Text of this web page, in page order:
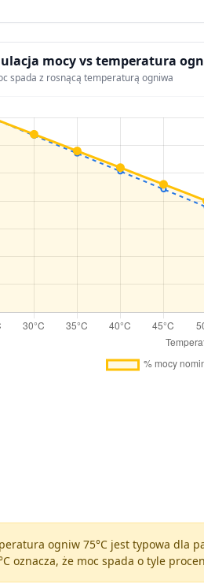
mocy vs temperatura
spada z rosnącą temperaturą ogniwa
ogniw 75°C jest typowa dla
oznacza, że moc spada o tyle